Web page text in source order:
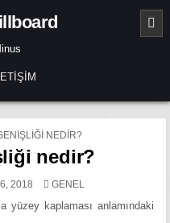
NEDIR?
nedir?
2018
POSTED
GENEL
yüzey kaplaması anlamındaki